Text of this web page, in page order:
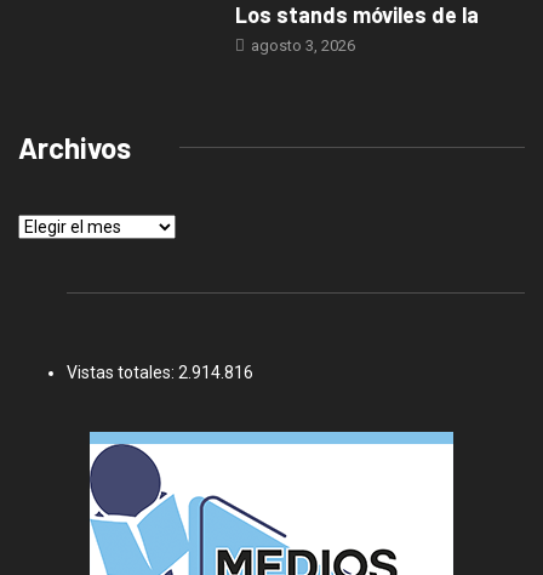
Los stands móviles de la
agosto 3, 2026
Archivos
Archivos
Vistas totales: 2.914.816